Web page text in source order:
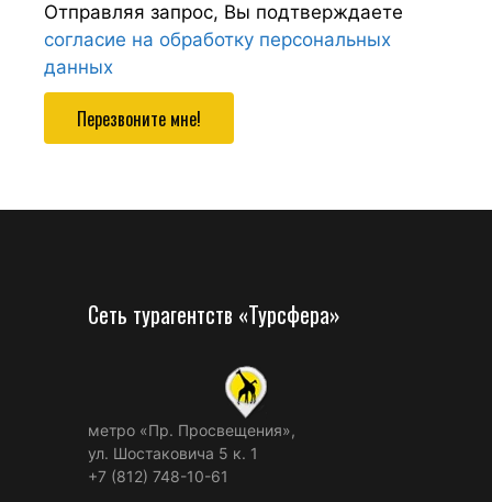
Отправляя запрос, Вы подтверждаете
согласие на обработку персональных
данных
Перезвоните мне!
Сеть турагентств «Турсфера»
метро «Пр. Просвещения»,
ул. Шостаковича 5 к. 1
+7 (812) 748-10-61